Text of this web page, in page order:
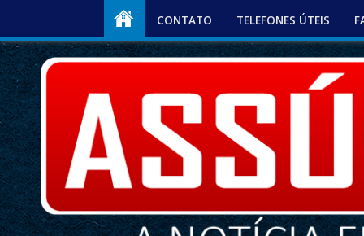
CONTATO TELEFONES ÚTEIS